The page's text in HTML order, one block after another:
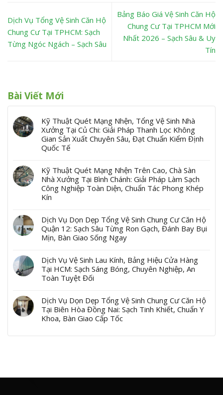
Dịch Vụ Tổng Vệ Sinh Căn Hộ
Chung Cư Tại TPHCM: Sạch
Từng Ngóc Ngách – Sạch Sâu
Bảng Báo Giá Vệ Sinh Căn Hộ
Chung Cư Tại TPHCM Mới
Nhất 2026 – Sạch Sâu & Uy
Tín
Bài Viết Mới
Kỹ Thuật Quét Mạng Nhện, Tổng Vệ Sinh Nhà
Xưởng Tại Củ Chi: Giải Pháp Thanh Lọc Không
Gian Sản Xuất Chuyên Sâu, Đạt Chuẩn Kiểm Định
Quốc Tế
Kỹ Thuật Quét Mạng Nhện Trên Cao, Chà Sàn
Nhà Xưởng Tại Bình Chánh: Giải Pháp Làm Sạch
Công Nghiệp Toàn Diện, Chuẩn Tác Phong Khép
Kín
Dịch Vụ Dọn Dẹp Tổng Vệ Sinh Chung Cư Căn Hộ
Quận 12: Sạch Sâu Từng Ron Gạch, Đánh Bay Bụi
Mịn, Bàn Giao Sống Ngay
Dịch Vụ Vệ Sinh Lau Kính, Bảng Hiệu Cửa Hàng
Tại HCM: Sạch Sáng Bóng, Chuyên Nghiệp, An
Toàn Tuyệt Đối
Dịch Vụ Dọn Dẹp Tổng Vệ Sinh Chung Cư Căn Hộ
Tại Biên Hòa Đồng Nai: Sạch Tinh Khiết, Chuẩn Y
Khoa, Bàn Giao Cấp Tốc